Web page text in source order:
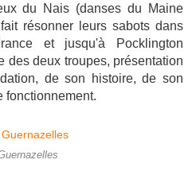
du Nais (danses du Maine
résonner leurs sabots dans
et jusqu'à Pocklington
des deux troupes, présentation
de son histoire, de son
fonctionnement.